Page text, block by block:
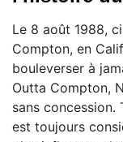
Le 8 août 1988,
Compton, en
bouleverser à
Outta Compton,
sans
est toujours